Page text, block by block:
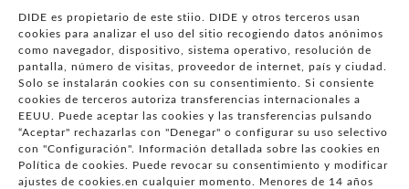
DIDE es propietario de este stiio. DIDE y otros terceros usan
cookies para analizar el uso del sitio recogiendo datos anónimos
como navegador, dispositivo, sistema operativo, resolución de
pantalla, número de visitas, proveedor de internet, país y ciudad.
Solo se instalarán cookies con su consentimiento. Si consiente
cookies de terceros autoriza transferencias internacionales a
EEUU. Puede aceptar las cookies y las transferencias pulsando
“Aceptar" rechazarlas con "Denegar" o configurar su uso selectivo
con "Configuración". Información detallada sobre las cookies en
Política de cookies. Puede revocar su consentimiento y modificar
ajustes de cookies.en cualquier momento. Menores de 14 años
VULNERABILIDADES
- CONDICIONES PARTICULARES DE COMPRA
- GUÍA DE COMPRA
- GUÍA DE PRIVACIDAD
- DESISTIMIENTO
- ATENCIÓN AL CLIENTE